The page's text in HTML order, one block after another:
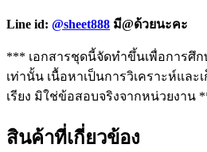
Line id: @sheet888 มี@ด้วยนะคะ
*** เอกสารชุดนี้จัดทำขึ้นเพื่อการศึก
เท่านั้น เนื้อหาเป็นการวิเคราะห์และ
เรียง มิใช่ข้อสอบจริงจากหน่วยงาน
สินค้าที่เกี่ยวข้อง